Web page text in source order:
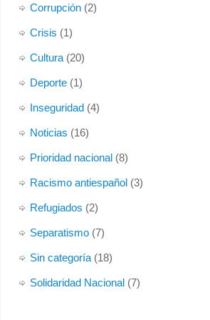
Foto
Ver en Facebook
Corrupción(2)
Crisis (1)
Cultura(20)
Deporte(1)
Inseguridad(4)
Noticias (16)
Prioridad nacional(8)
Racismo antiespañol(3)
Refugiados (2)
Separatismo(7)
Sin categoría(18)
Solidaridad Nacional(7)